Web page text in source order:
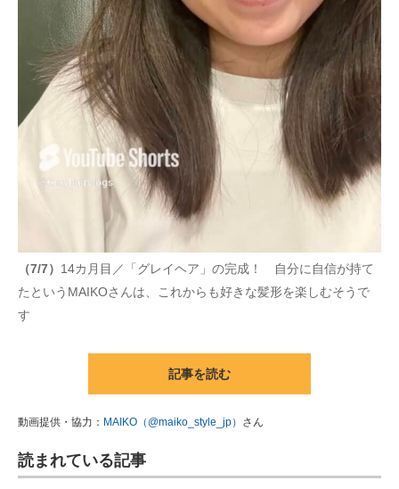
（7/7） 14カ月目／「グレイヘア」の完成！ 自分に自信が持て
たというMAIKOさんは、これからも好きな髪形を楽しむそうで
す
記事を読む
動画提供・協力： MAIKO（@maiko_style_jp） さん
読まれている記事